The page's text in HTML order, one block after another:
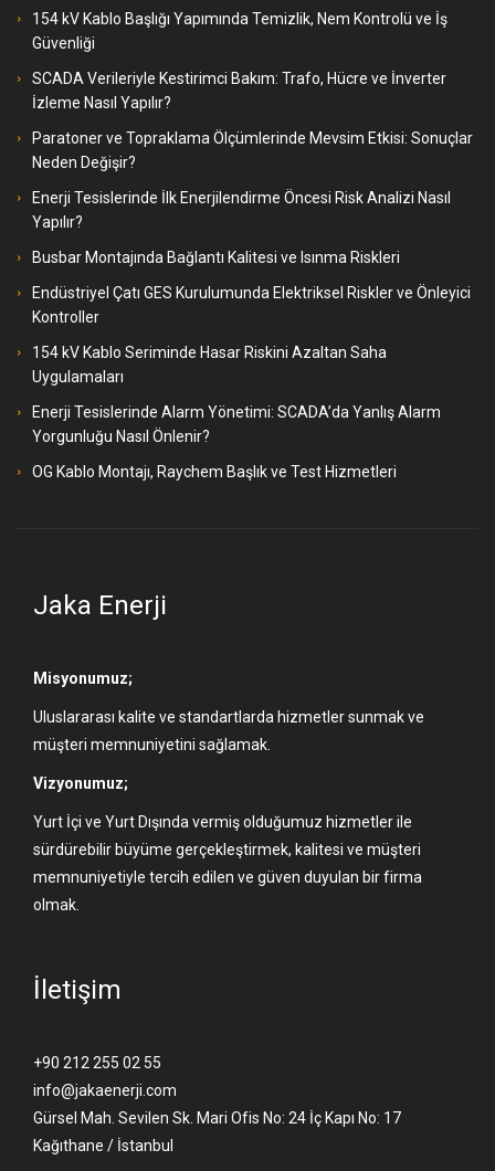
154 kV Kablo Başlığı Yapımında Temizlik, Nem Kontrolü ve İş
Güvenliği
SCADA Verileriyle Kestirimci Bakım: Trafo, Hücre ve İnverter
İzleme Nasıl Yapılır?
Paratoner ve Topraklama Ölçümlerinde Mevsim Etkisi: Sonuçlar
Neden Değişir?
Enerji Tesislerinde İlk Enerjilendirme Öncesi Risk Analizi Nasıl
Yapılır?
Busbar Montajında Bağlantı Kalitesi ve Isınma Riskleri
Endüstriyel Çatı GES Kurulumunda Elektriksel Riskler ve Önleyici
Kontroller
154 kV Kablo Seriminde Hasar Riskini Azaltan Saha
Uygulamaları
Enerji Tesislerinde Alarm Yönetimi: SCADA’da Yanlış Alarm
Yorgunluğu Nasıl Önlenir?
OG Kablo Montajı, Raychem Başlık ve Test Hizmetleri
Jaka Enerji
Misyonumuz;
Uluslararası kalite ve standartlarda hizmetler sunmak ve
müşteri memnuniyetini sağlamak.
Vizyonumuz;
Yurt İçi ve Yurt Dışında vermiş olduğumuz hizmetler ile
sürdürebilir büyüme gerçekleştirmek, kalitesi ve müşteri
memnuniyetiyle tercih edilen ve güven duyulan bir firma
olmak.
İletişim
+90 212 255 02 55
info@jakaenerji.com
Gürsel Mah. Sevilen Sk. Mari Ofis No: 24 İç Kapı No: 17
Kağıthane / İstanbul